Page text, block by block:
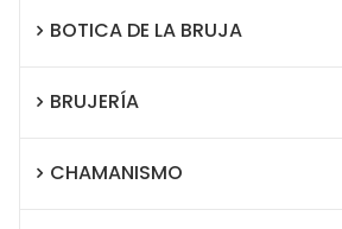
BOTICA DE LA BRUJA
BRUJERÍA
CHAMANISMO